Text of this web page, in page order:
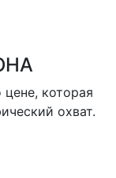
которая
охват.